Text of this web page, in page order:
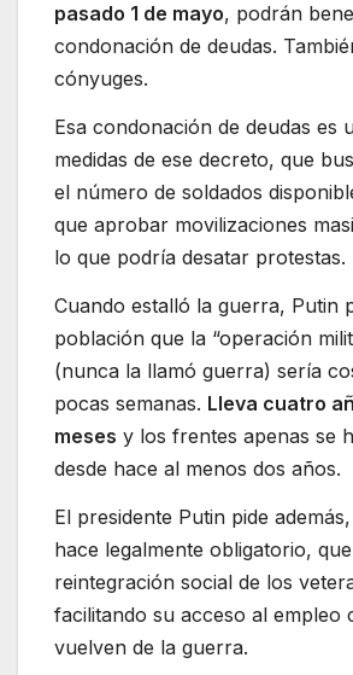
pasado 1 de mayo, podrán
condonación de deudas.
cónyuges.
Esa condonación de deudas es
medidas de ese decreto, que
el número de soldados
que aprobar movilizaciones
lo que podría desatar protestas.
Cuando estalló la guerra, Putin
población que la “operación
(nunca la llamó guerra) sería
pocas semanas. Lleva cuatro
meses y los frentes apenas se
desde hace al menos dos años.
El presidente Putin pide
hace legalmente obligatorio,
reintegración social de los
facilitando su acceso al empleo
vuelven de la guerra.